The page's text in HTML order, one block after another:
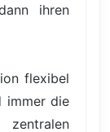
ihren
flexibel
immer die